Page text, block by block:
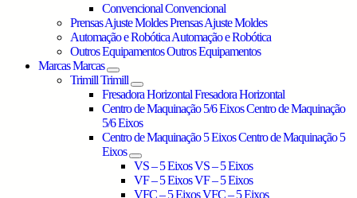
ConvencionalConvencional
Prensas Ajuste MoldesPrensas Ajuste Moldes
Automação e RobóticaAutomação e Robótica
Outros EquipamentosOutros Equipamentos
MarcasMarcas
TrimillTrimill
Fresadora HorizontalFresadora Horizontal
Centro de Maquinação 5/6 EixosCentro de Maquinação
5/6 Eixos
Centro de Maquinação 5 EixosCentro de Maquinação 5
Eixos
VS – 5 EixosVS – 5 Eixos
VF – 5 EixosVF – 5 Eixos
VFC – 5 EixosVFC – 5 Eixos